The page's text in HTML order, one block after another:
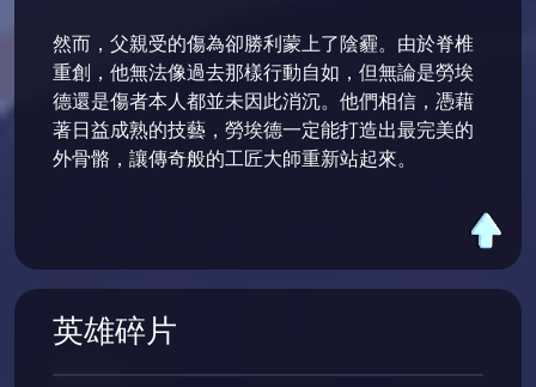
然而，父親受的傷為卻勝利蒙上了陰霾。由於脊椎
重創，他無法像過去那樣行動自如，但無論是勞埃
德還是傷者本人都並未因此消沉。他們相信，憑藉
著日益成熟的技藝，勞埃德一定能打造出最完美的
外骨骼，讓傳奇般的工匠大師重新站起來。
英雄碎片